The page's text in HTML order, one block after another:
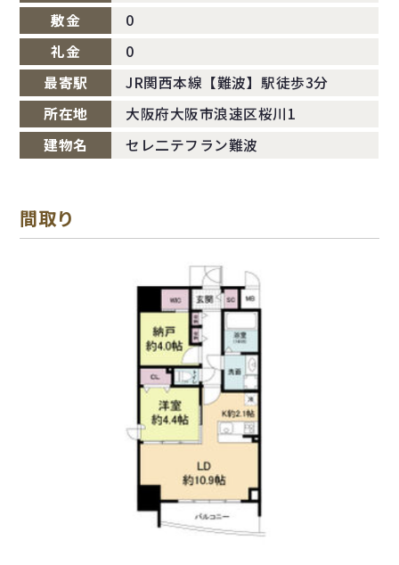
敷金
0
礼金
0
最寄駅
JR関西本線【難波】駅徒歩3分
所在地
大阪府大阪市浪速区桜川1
建物名
セレ二テフラン難波
間取り